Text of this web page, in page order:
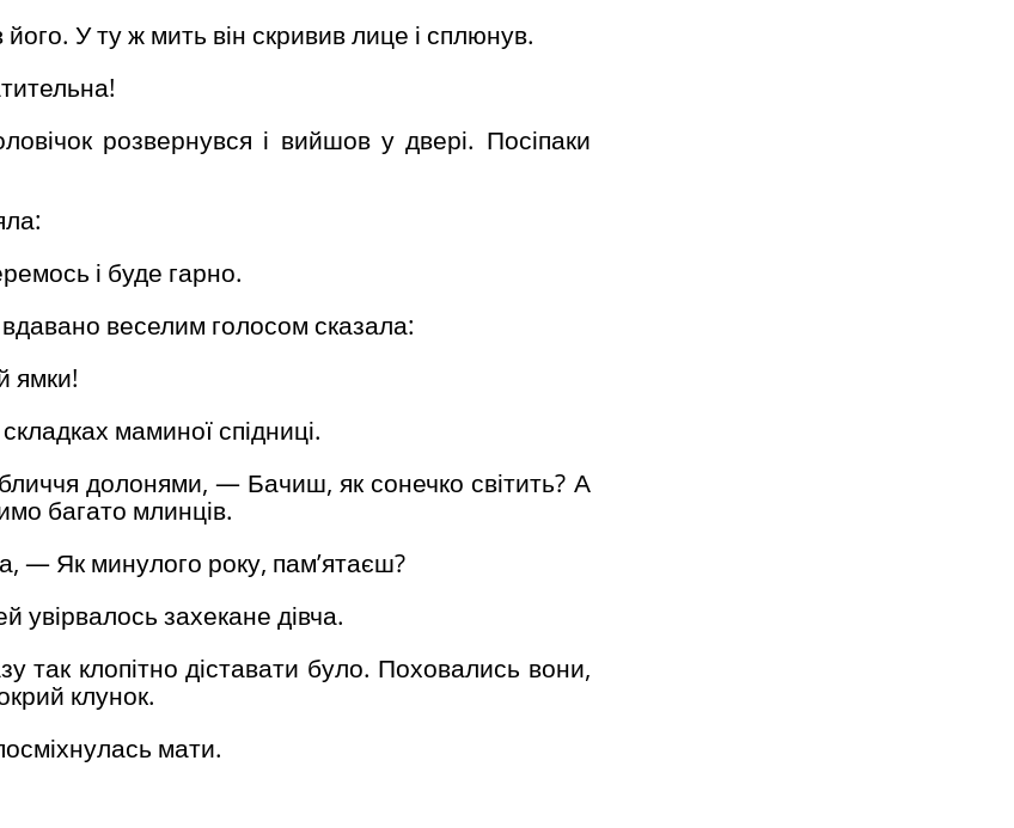
У ту ж мить він скривив лице і сплюнув.
розвернувся і вийшов у двері. Посіпаки
і буде гарно.
веселим голосом сказала:
ямки!
маминої спідниці.
долонями, — Бачиш, як сонечко світить? А
багато млинців.
Як минулого року, пам’ятаєш?
увірвалось захекане дівча.
клопітно діставати було. Поховались вони,
клунок.
мати.